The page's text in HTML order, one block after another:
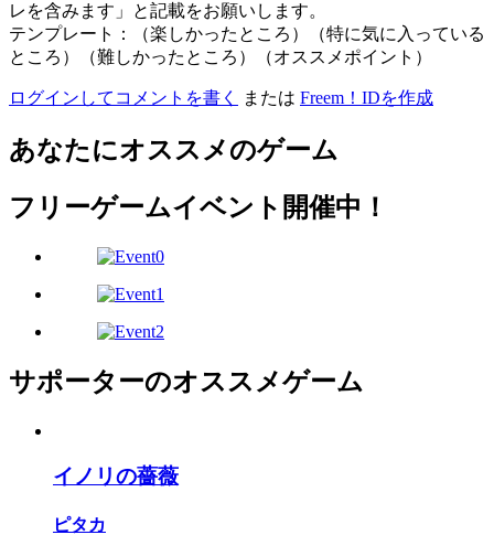
レを含みます」と記載をお願いします。
テンプレート：（楽しかったところ）（特に気に入っている
ところ）（難しかったところ）（オススメポイント）
ログインしてコメントを書く または Freem！IDを作成
あなたにオススメのゲーム
フリーゲームイベント開催中！
サポーターのオススメゲーム
イノリの薔薇
ピタカ